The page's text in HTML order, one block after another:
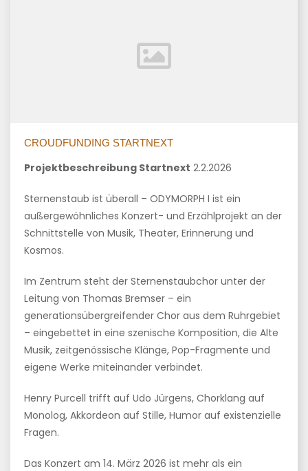
CROUDFUNDING STARTNEXT
Projektbeschreibung Startnext 2.2.2026
Sternenstaub ist überall – ODYMORPH I ist ein
außergewöhnliches Konzert- und Erzählprojekt an der
Schnittstelle von Musik, Theater, Erinnerung und
Kosmos.
Im Zentrum steht der Sternenstaubchor unter der
Leitung von Thomas Bremser – ein
generationsübergreifender Chor aus dem Ruhrgebiet
– eingebettet in eine szenische Komposition, die Alte
Musik, zeitgenössische Klänge, Pop-Fragmente und
eigene Werke miteinander verbindet.
Henry Purcell trifft auf Udo Jürgens, Chorklang auf
Monolog, Akkordeon auf Stille, Humor auf existenzielle
Fragen.
Das Konzert am 14. März 2026 ist mehr als ein